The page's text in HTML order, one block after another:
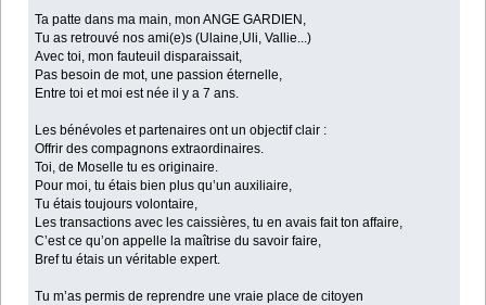
Ta patte dans ma main, mon ANGE GARDIEN,
Tu as retrouvé nos ami(e)s (Ulaine,Uli, Vallie...)
Avec toi, mon fauteuil disparaissait,
Pas besoin de mot, une passion éternelle,
Entre toi et moi est née il y a 7 ans.
Les bénévoles et partenaires ont un objectif clair :
Offrir des compagnons extraordinaires.
Toi, de Moselle tu es originaire.
Pour moi, tu étais bien plus qu’un auxiliaire,
Tu étais toujours volontaire,
Les transactions avec les caissières, tu en avais fait ton affaire,
C’est ce qu’on appelle la maîtrise du savoir faire,
Bref tu étais un véritable expert.
Tu m’as permis de reprendre une vraie place de citoyen